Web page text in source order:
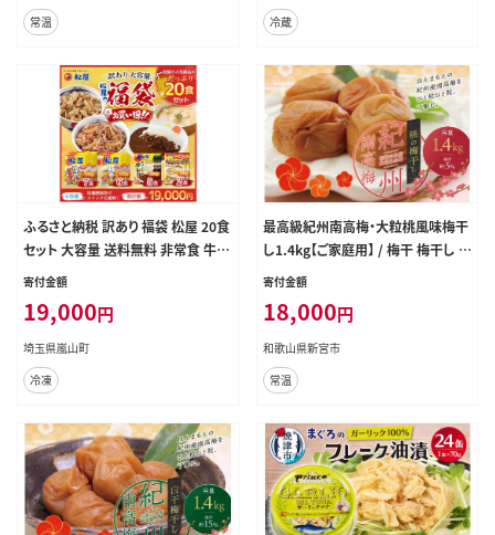
常温
冷蔵
ふるさと納税 訳あり 福袋 松屋 20食
セット 大容量 送料無料 非常食 牛め
し 豚めし カレー シュクメルリ 食品
かず 埼玉県嵐山町
寄付金額
19,000円
埼玉県嵐山町
冷凍
最高級紀州南高梅・大粒桃風味梅干
し1.4kg【ご家庭用】 / 梅干 梅干し 梅
南高梅 人気 大人気 粒【inm600C】
寄付金額
18,000円
和歌山県新宮市
常温